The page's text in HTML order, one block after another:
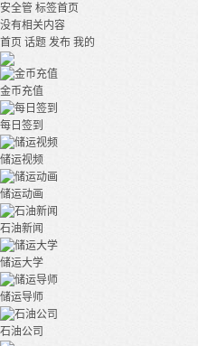
安全管 标签首页
没有相关内容
首页 话题 发布 我的
金币充值
每日签到
储运视频
储运动画
石油新闻
储运大学
储运导师
石油公司